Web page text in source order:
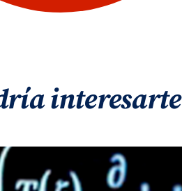
interesarte